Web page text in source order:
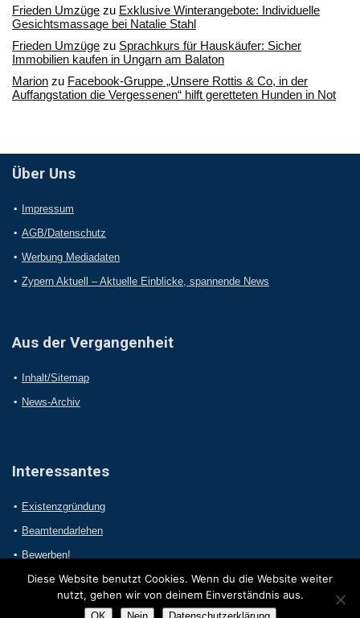
Frieden Umzüge zu Exklusive Winterangebote: Individuelle
Gesichtsmassage bei Natalie Stahl
Frieden Umzüge zu Sprachkurs für Hauskäufer: Sicher
Immobilien kaufen in Ungarn am Balaton
Marion zu Facebook-Gruppe „Unsere Rottis & Co, in der
Auffangstation die Vergessenen“ hilft geretteten Hunden in Not
Über Uns
Impressum
AGB/Datenschutz
Werbung Mediadaten
Zypern Aktuell – Aktuelle Einblicke, spannende News
Aus der Vergangenheit
Inhalt/Sitemap
News-Archiv
Interessantes
Existenzgründung
Beamtendarlehen
Bewerben!
Diese Website benutzt Cookies. Wenn du die Website weiter
nutzt, gehen wir von deinem Einverständnis aus.